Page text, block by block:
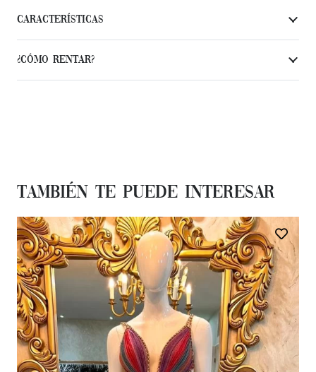
Características
¿Cómo Rentar?
También te Puede Interesar